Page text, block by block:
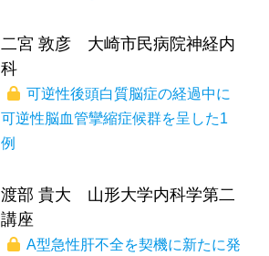
二宮 敦彦 大崎市民病院神経内
科
可逆性後頭白質脳症の経過中に
可逆性脳血管攣縮症候群を呈した1
例
渡部 貴大 山形大学内科学第二
講座
A型急性肝不全を契機に新たに発